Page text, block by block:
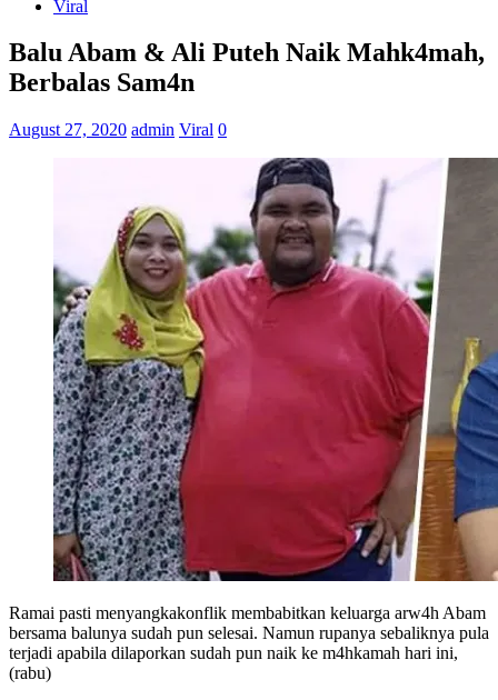
Viral
Balu Abam & Ali Puteh Naik Mahk4mah,
Berbalas Sam4n
August 27, 2020 admin Viral 0
Ramai pasti menyangkakonflik membabitkan keluarga arw4h Abam
bersama balunya sudah pun selesai. Namun rupanya sebaliknya pula
terjadi apabila dilaporkan sudah pun naik ke m4hkamah hari ini,
(rabu)